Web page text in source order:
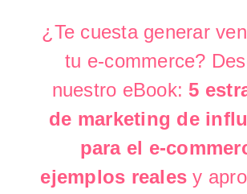
¿Te cuesta generar
tu e-commerce?
nuestro eBook: 5
de marketing de
para el e-
ejemplos reales y